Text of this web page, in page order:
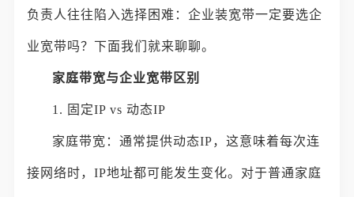
负责人往往陷入选择困难：企业装宽带一定要选企
业宽带吗？下面我们就来聊聊。
家庭带宽与企业宽带区别
1. 固定IP vs 动态IP
家庭带宽：通常提供动态IP，这意味着每次连
接网络时，IP地址都可能发生变化。对于普通家庭